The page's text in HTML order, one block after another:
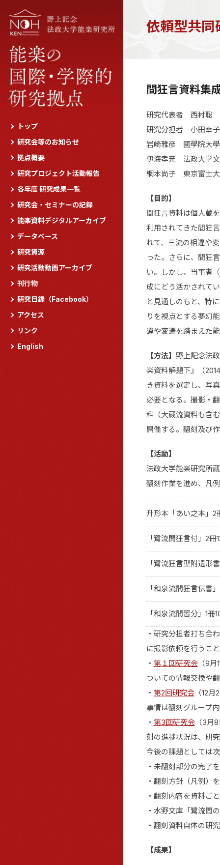
トップ
研究会等のお知らせ
拠点概要
研究プロジェクト活動報告
各年度 研究成果一覧
研究会・セミナーの記録
能楽資料デジタルアーカイブ
データベース
研究資源
研究活動動画アーカイブ
刊行物
研究日録（Facebook）
アクセス
リンク
English
依頼型共
間狂言資料集
研究代表者 西村聡
研究分担者 小田幸
岩崎雅彦 國學院大
伊海孝充 法政大学
網本尚子 東京富士
【目的】
間狂言資料は個人蔵
利用されてきた間狂
れて、三流の相違や
った。さらに、間狂
い。しかし、当事者
成にどう活かされて
と見通しのもと、特
りを視点とする夢幻
違や変遷を踏まえた
【方法】 野上記念法
楽資料解題下』（
き資料を選定し、写
必要となる。撮影・
料（大蔵流資料も含
開催する。翻刻及び
【活動】
法政大学能楽研究所
翻刻作業を進め、凡
升形本「あい之本」2
「鷺流間狂言付」2
「鷺流狂言型附遺形
「和泉流間狂言伝書
「和泉流間習分」1冊
・研究分担者打ち合
に撮影依頼を行うこ
・ 第１回研究会（9月
ついての情報交換や
・ 第2回研究会（12月
事情は翻刻グループ
・ 第3回研究会（3月8
刻の進捗状況は、研
今後の課題としては
・未翻刻部分の完了
・翻刻方針（凡例）
・翻刻内容を資料ご
・水野文庫「鷺流間
・翻刻資料自体の研
【成果】